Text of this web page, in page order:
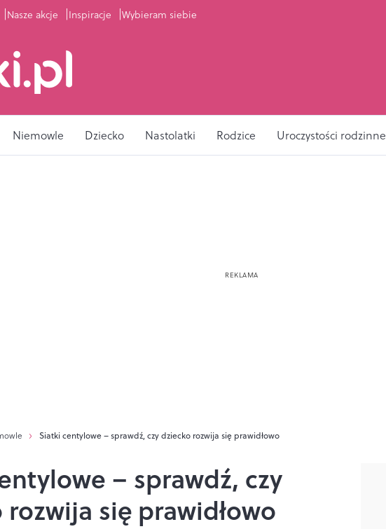
Nasze akcje Inspiracje Wybieram siebie
Niemowle Dziecko Nastolatki Rodzice Uroczystości rodzinne
Siatki centylowe – sprawdź, czy dziecko rozwija się prawidłowo
– sprawdź, czy
się prawidłowo